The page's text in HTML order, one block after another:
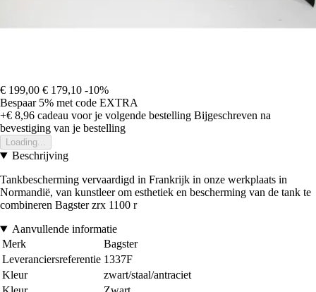
€ 199,00 € 179,10 -10%
Bespaar 5% met code EXTRA
+€ 8,96 cadeau voor je volgende bestelling Bijgeschreven na
bevestiging van je bestelling
Loading...
Beschrijving
Tankbescherming vervaardigd in Frankrijk in onze werkplaats in
Normandië, van kunstleer om esthetiek en bescherming van de tank te
combineren Bagster zrx 1100 r
Aanvullende informatie
Merk
Bagster
Leveranciersreferentie 1337F
Kleur
zwart/staal/antraciet